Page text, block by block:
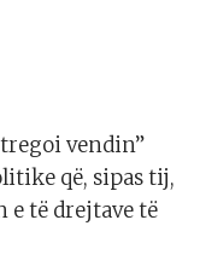
vendin”
që, sipas tij,
të drejtave të